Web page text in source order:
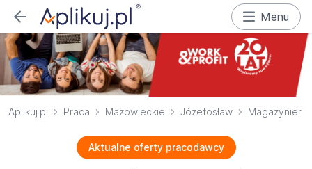
Menu
Aplikuj.pl Praca Mazowieckie Józefosław Magazynier
Aktualne oferty pracodawcy